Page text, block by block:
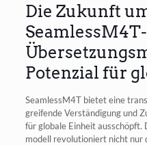
Die Zukunft
SeamlessM4T-
Potenzial für
SeamlessM4T bie­tet eine
grei­fen­de Ver­stän­di­gung und
für glo­ba­le Ein­heit
mo­dell revo­lu­tio­niert nicht